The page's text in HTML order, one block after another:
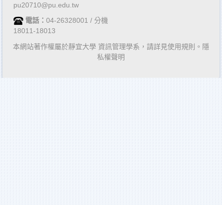
pu20710@pu.edu.tw
電話： 04-26328001 / 分機
18011-18013
本網站著作權屬於靜宜大學 資訊管理學系，請詳見使用規則。隱
私權聲明